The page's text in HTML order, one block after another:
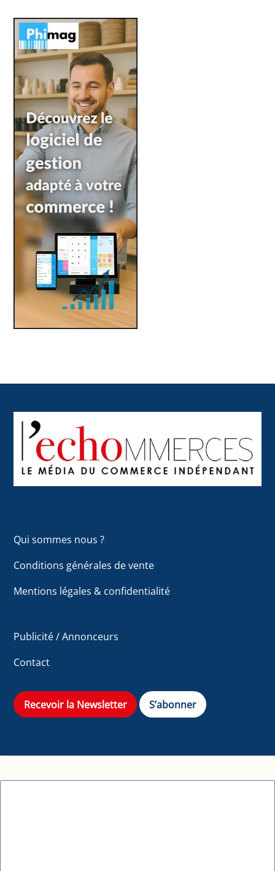
To
Top
Qui sommes nous ?
Conditions générales de vente
Mentions légales & confidentialité
Publicité / Annonceurs
Contact
Recevoir la Newsletter S’abonner